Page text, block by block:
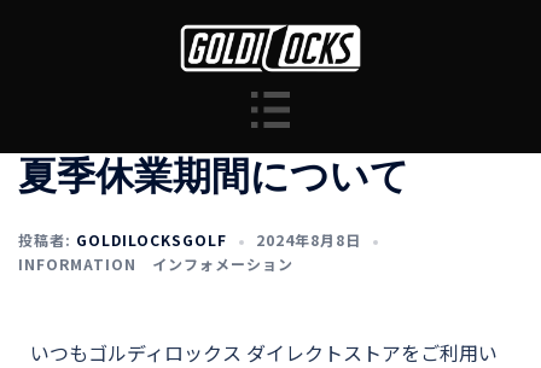
夏季休業期間について
投稿者: GOLDILOCKSGOLF
2024年8月8日
INFORMATION インフォメーション
いつもゴルディロックス ダイレクトストアをご利用い